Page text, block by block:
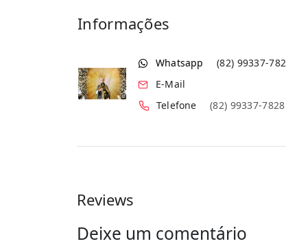
Informações
Whatsapp
(82) 99337-
E-Mail
Telefone
(82) 99337-7828
Reviews
Deixe um comentário